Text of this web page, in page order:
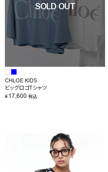
CHLOE KIDS
ビッグロゴTシャツ
¥17,600 税込